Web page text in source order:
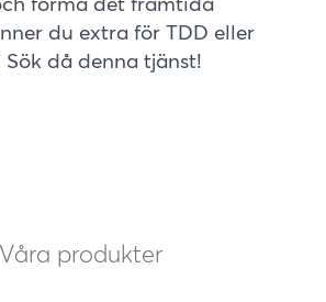
forma det framtida
du extra för TDD eller
då denna tjänst!
Våra produkter